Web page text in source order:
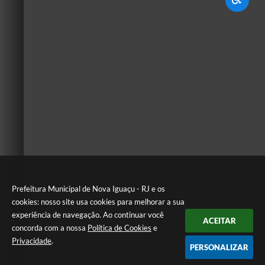
Prefeitura Municipal de Nova Iguaçu - RJ e os
cookies: nosso site usa cookies para melhorar a sua
experiência de navegação. Ao continuar você
concorda com a nossa Política de Cookies e
Privacidade.
ACEITAR
PERSONALIZAR